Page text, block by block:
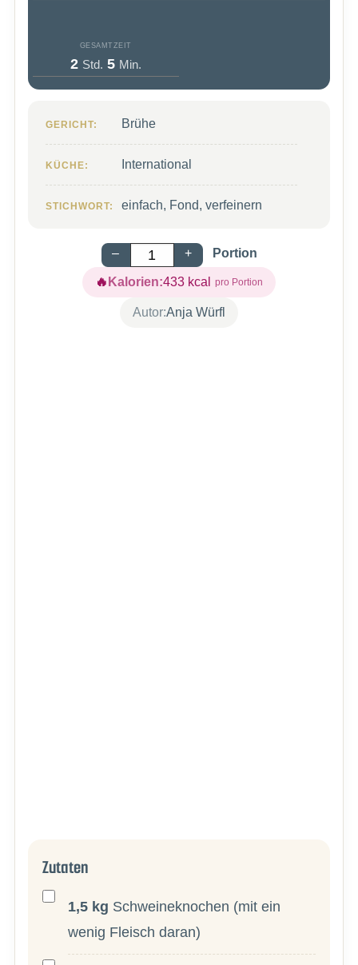
GESAMTZEIT
2Stunden
Std. 5Minuten
Min.
GERICHT: Brühe
KÜCHE: International
STICHWORT: einfach, Fond, verfeinern
– + Portion
Kalorien:433 kcal
Autor:Anja Würfl
Zutaten
1,5 kg Schweineknochen (mit ein
wenig Fleisch daran)